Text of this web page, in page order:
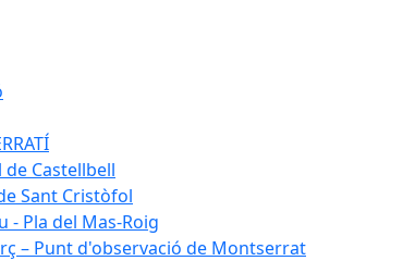
Castellbell
Sant Cristòfol
- Pla del Mas-Roig
– Punt d'observació de Montserrat